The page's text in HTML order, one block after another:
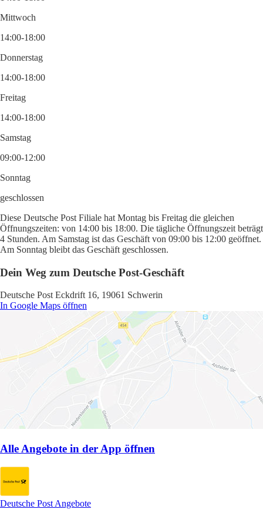
Mittwoch
14:00-18:00
Donnerstag
14:00-18:00
Freitag
14:00-18:00
Samstag
09:00-12:00
Sonntag
geschlossen
Diese Deutsche Post Filiale hat Montag bis Freitag die gleichen
Öffnungszeiten: von 14:00 bis 18:00. Die tägliche Öffnungszeit beträgt
4 Stunden. Am Samstag ist das Geschäft von 09:00 bis 12:00 geöffnet.
Am Sonntag bleibt das Geschäft geschlossen.
Dein Weg zum Deutsche Post-Geschäft
Deutsche Post Eckdrift 16, 19061 Schwerin
In Google Maps öffnen
Alle Angebote in der App öffnen
Deutsche Post Angebote